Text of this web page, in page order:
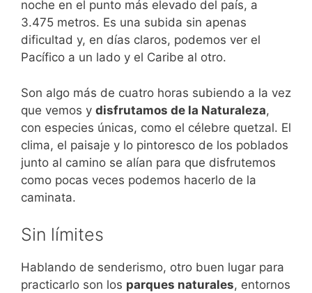
noche en el punto más elevado del país, a
3.475 metros. Es una subida sin apenas
dificultad y, en días claros, podemos ver el
Pacífico a un lado y el Caribe al otro.
Son algo más de cuatro horas subiendo a la vez
que vemos y disfrutamos de la Naturaleza,
con especies únicas, como el célebre quetzal. El
clima, el paisaje y lo pintoresco de los poblados
junto al camino se alían para que disfrutemos
como pocas veces podemos hacerlo de la
caminata.
Sin límites
Hablando de senderismo, otro buen lugar para
practicarlo son los parques naturales, entornos